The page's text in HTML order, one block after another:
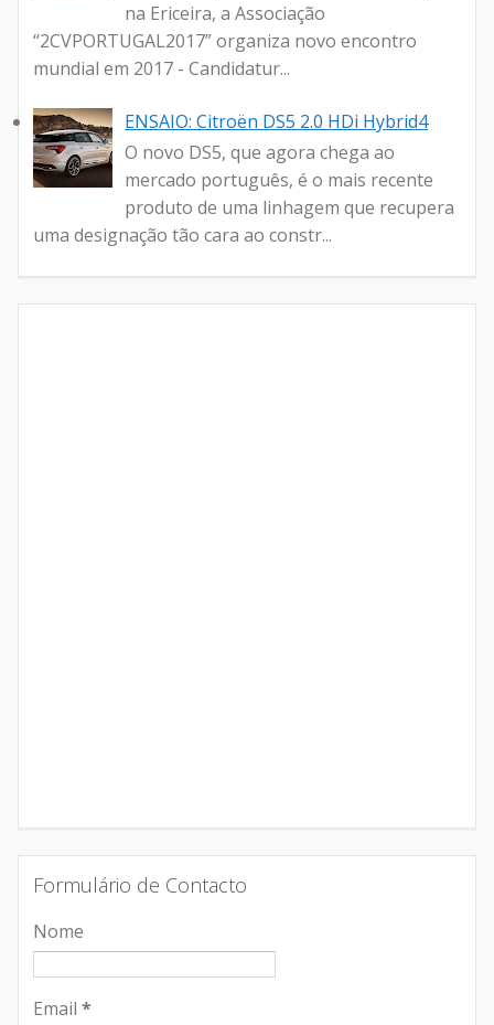
na Ericeira, a Associação
“2CVPORTUGAL2017” organiza novo encontro
mundial em 2017 - Candidatur...
ENSAIO: Citroën DS5 2.0 HDi Hybrid4
O novo DS5, que agora chega ao
mercado português, é o mais recente
produto de uma linhagem que recupera
uma designação tão cara ao constr...
Formulário de Contacto
Nome
Email *